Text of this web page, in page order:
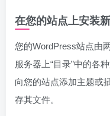
在您的站点上安装
您的WordPress站点由
服务器上“目录”中的各
向您的站点添加主题或
存其文件。